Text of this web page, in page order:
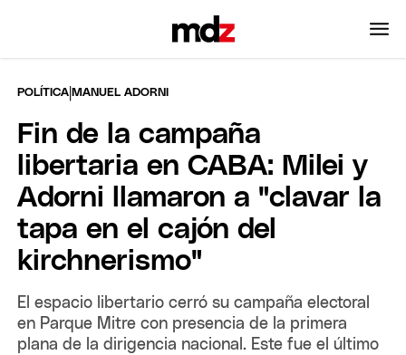
POLÍTICA |MANUEL ADORNI
Fin de la campaña
libertaria en CABA: Milei y
Adorni llamaron a "clavar la
tapa en el cajón del
kirchnerismo"
El espacio libertario cerró su campaña electoral
en Parque Mitre con presencia de la primera
plana de la dirigencia nacional. Este fue el último